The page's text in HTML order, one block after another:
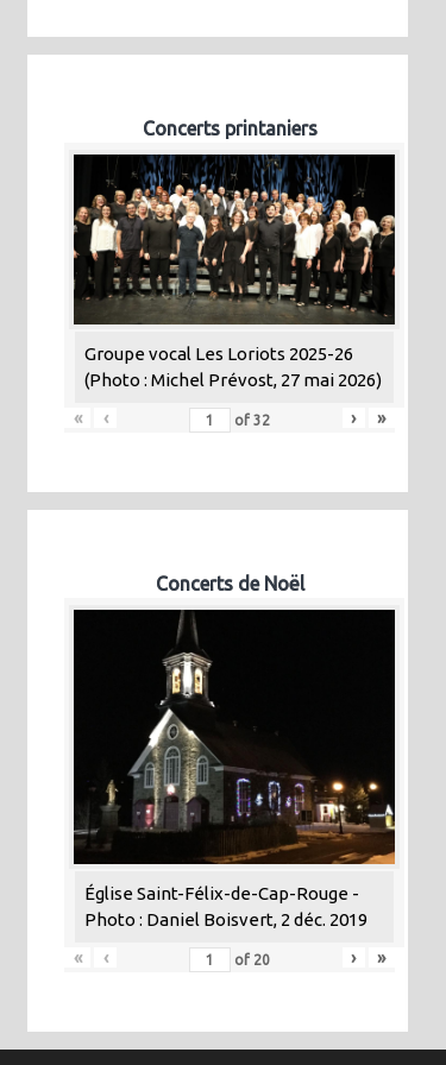
Concerts printaniers
Groupe vocal Les Loriots 2025-26
(Photo : Michel Prévost, 27 mai 2026)
«
‹ of 32 › »
Concerts de Noël
Église Saint-Félix-de-Cap-Rouge -
Photo : Daniel Boisvert, 2 déc. 2019
«
‹ of 20 › »